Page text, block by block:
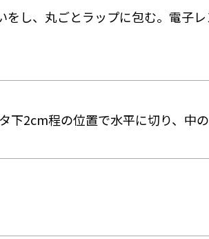
し、丸ごとラップに包む。電子レ
2cm程の位置で水平に切り、中